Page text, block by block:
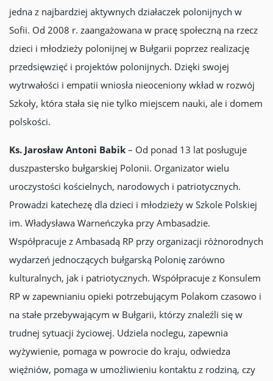
jedna z najbardziej aktywnych działaczek polonijnych w
Sofii. Od 2008 r. zaangażowana w pracę społeczną na rzecz
dzieci i młodzieży polonijnej w Bułgarii poprzez realizację
przedsięwzięć i projektów polonijnych. Dzięki swojej
wytrwałości i empatii wniosła nieoceniony wkład w rozwój
Szkoły, która stała się nie tylko miejscem nauki, ale i domem
polskości.
Ks. Jarosław Antoni Babik – Od ponad 13 lat posługuje
duszpastersko bułgarskiej Polonii. Organizator wielu
uroczystości kościelnych, narodowych i patriotycznych.
Prowadzi katechezę dla dzieci i młodzieży w Szkole Polskiej
im. Władysława Warneńczyka przy Ambasadzie.
Współpracuje z Ambasadą RP przy organizacji różnorodnych
wydarzeń jednoczących bułgarską Polonię zarówno
kulturalnych, jak i patriotycznych. Współpracuje z Konsulem
RP w zapewnianiu opieki potrzebującym Polakom czasowo i
na stałe przebywającym w Bułgarii, którzy znaleźli się w
trudnej sytuacji życiowej. Udziela noclegu, zapewnia
wyżywienie, pomaga w powrocie do kraju, odwiedza
więźniów, pomaga w umożliwieniu kontaktu z rodziną, czy